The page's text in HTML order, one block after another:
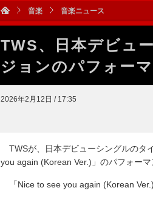
音楽 音楽ニュース
TWS、日本デビュ
ジョンのパフォー
2026年2月12日 / 17:35
TWSが、日本デビューシングルのタ
you again (Korean Ver.)」のパフォーマ
「Nice to see you again (Korean